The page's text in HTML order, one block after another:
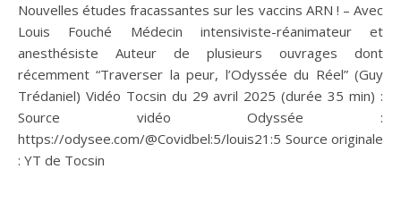
Nouvelles études fracassantes sur les vaccins ARN ! – Avec
Louis Fouché Médecin intensiviste-réanimateur et
anesthésiste Auteur de plusieurs ouvrages dont
récemment “Traverser la peur, l’Odyssée du Réel” (Guy
Trédaniel) Vidéo Tocsin du 29 avril 2025 (durée 35 min) :
Source vidéo Odyssée :
https://odysee.com/@Covidbel:5/louis21:5 Source originale
: YT de Tocsin